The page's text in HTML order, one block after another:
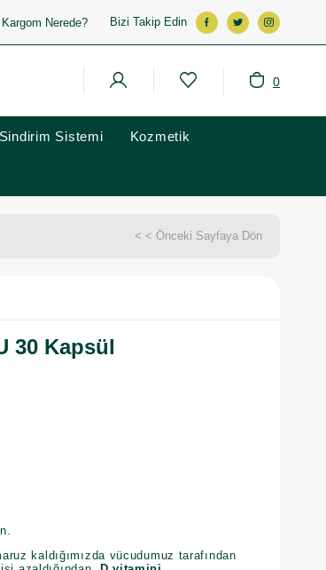
Kargom Nerede? Bizi Takip Edin
0
Sindirim Sistemi Kozmetik
< < Önceki Sayfaya Dön
30 Kapsül
kaldığımızda vücudumuz tarafından